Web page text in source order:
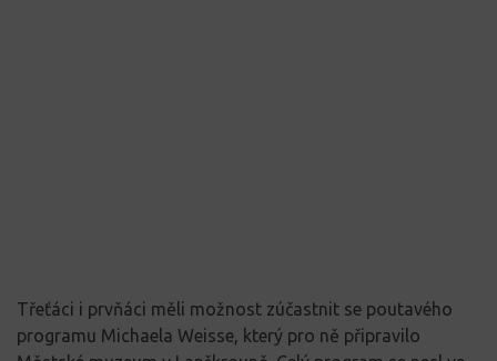
Třeťáci i prvňáci měli možnost zúčastnit se poutavého
programu Michaela Weisse, který pro ně připravilo